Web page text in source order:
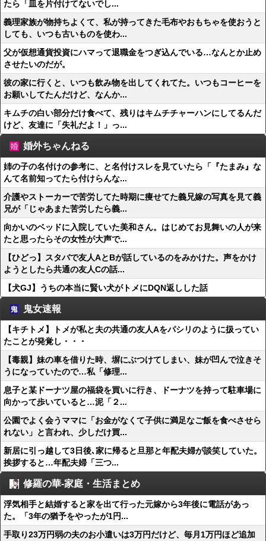
たら「皿を片付けてないでし...
義理家族が物持ちよくて、私が持ってきた毛布やおもちゃを使おうと
しても、いつも古いものを使わ...
父が仮想通貨投資にハマって退職金をつぎ込んでいる…なんとか止め
させたいのだが。
彼の家に行くと、いつも飲み物を出してくれてた。いつもコーヒーを
お願いしてたんだけど、なんか...
キムチの白い部分だけ食べて、残りはキムチチャーハンにしてるんだ
けど、友達に「失礼だよ！」っ...
婚外ちゃんねる
姉の子の名付けの参考に、と名付けスレを見ていたら「『たまみ』な
んて名前知ってたら付けらんな...
介護やストーカーで苦労してた時期に痩せてた義兄嫁の写真を見て義
兄が「じゃあまた苦労したら義...
向かいのベッドに入院していた美和さん。はじめてお見舞いの人が来
たと思ったらその女性が大声で...
【ひどっ】スタバで友人AとBが話しているのをみかけた。声をかけ
ようとしたら共通の友人Cの話...
【犬GJ】うちの本当に賢い犬がトメにDQN返しした話
鬼女速報
【キチトメ】トメが私と夫の共通の友人Aをパシリのように扱ってい
たことが発覚し・・・
【毒親】妹の車を借りた時、塀にぶつけてしまい、妹が凹んで泣きそ
うになっていたので…私「修理...
息子と某ドーナツ屋の福袋を買いに行き、ドーナツを持って駐車場に
向かって歩いていると…泥「２...
公園でよく会うママに「お金がなくて子供に満足なご飯を食べさせら
れない」と言われ、少しだけ買...
新居に引っ越して3日後､家に帰ると旦那と年配夫婦が談笑していた。
挨拶すると…年配夫婦「三つ...
修羅の華-家庭・生活まとめ
浮気相手と結婚すると家を出て行った元嫁から3年後に電話があっ
た。「3年の猶予をやったが1円...
手取り23万円弱の夫のお小遣いは3万円だけど、毎月1万円ほど追加